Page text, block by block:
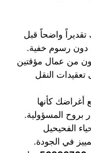
واضحاً قبل
دون رسوم خفية.
من عمال مؤقتين
النقل
أغراضك كأنها
بروح المسؤولية.
الفحيحيل
في الجودة.